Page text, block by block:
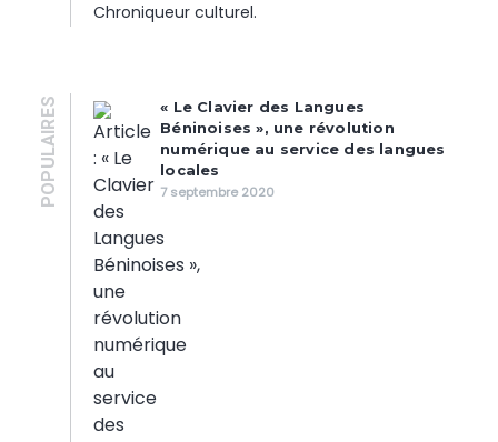
Chroniqueur culturel.
POPULAIRES
« Le Clavier des Langues
Béninoises », une révolution
numérique au service des langues
locales
7 septembre 2020